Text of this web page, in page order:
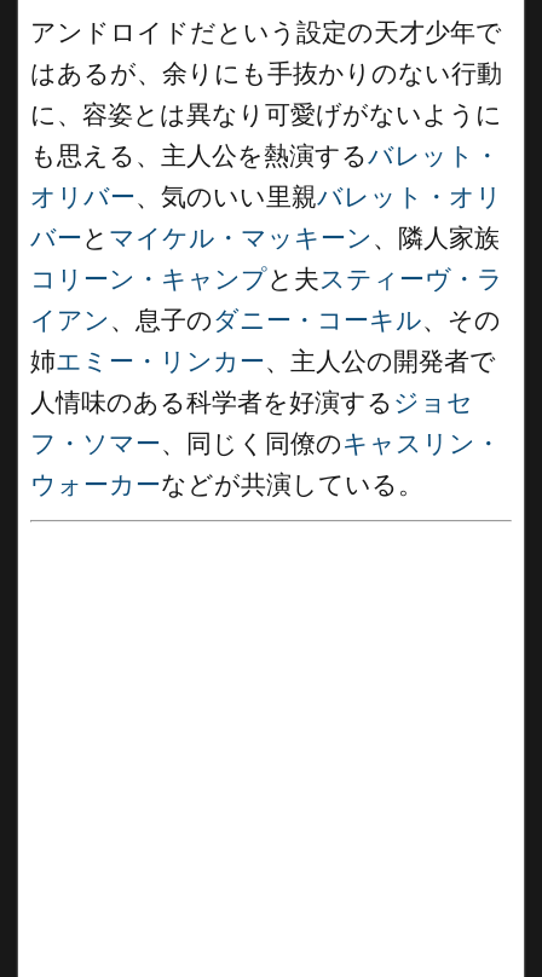
アンドロイドだという設定の天才少年で
はあるが、余りにも手抜かりのない行動
に、容姿とは異なり可愛げがないように
も思える、主人公を熱演するバレット・
オリバー、気のいい里親バレット・オリ
バーと マイケル・マッキーン 、隣人家族
コリーン・キャンプと夫スティーヴ・ラ
イアン 、息子のダニー・コーキル、その
姉エミー・リンカー、主人公の開発者で
人情味のある科学者を好演する ジョセ
フ・ソマー、同じく同僚のキャスリン・
ウォーカーなどが共演している。